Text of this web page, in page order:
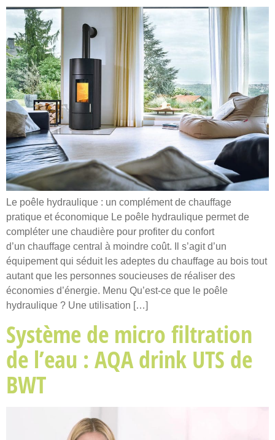
Le poêle hydraulique : un complément de chauffage
pratique et économique Le poêle hydraulique permet de
compléter une chaudière pour profiter du confort
d’un chauffage central à moindre coût. Il s’agit d’un
équipement qui séduit les adeptes du chauffage au bois tout
autant que les personnes soucieuses de réaliser des
économies d’énergie. Menu Qu’est-ce que le poêle
hydraulique ? Une utilisation […]
Système de micro filtration
de l’eau : AQA drink UTS de
BWT